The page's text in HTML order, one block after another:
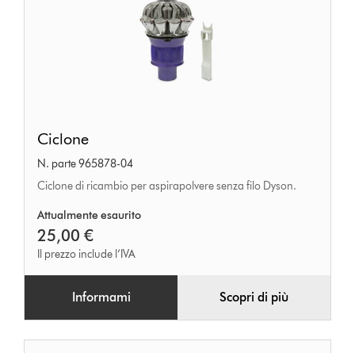
Ciclone
N. parte 965878-04
Ciclone di ricambio per aspirapolvere senza filo Dyson.
Attualmente esaurito
25,00 €
Il prezzo include l’IVA
Informami Scopri di più